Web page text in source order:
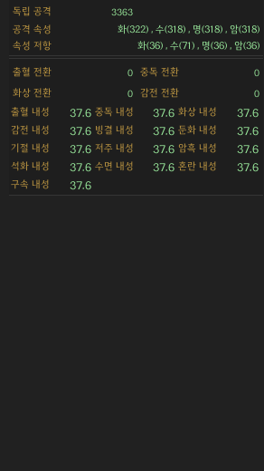
독립 공격 3363
공격 속성
화(322) , 수(318) , 명(318) , 암(318)
속성 저항
화(36) , 수(71) , 명(36) , 암(36)
출혈 전환 0 중독 전환 0
화상 전환 0 감전 전환 0
출혈 내성 37.6 중독 내성 37.6 화상 내성 37.6
감전 내성 37.6 빙결 내성 37.6 둔화 내성 37.6
기절 내성 37.6 저주 내성 37.6 암흑 내성 37.6
석화 내성 37.6 수면 내성 37.6 혼란 내성 37.6
구속 내성 37.6